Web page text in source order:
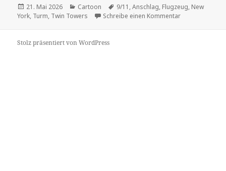
Veröffentlicht
am
21. Mai 2026 Kategorien
Cartoon Schlagwörter
9/11 ,Anschlag, Flugzeug, New
York, Turm, Twin Towers Schreibe einen Kommentarzu
Stolz präsentiert von WordPress